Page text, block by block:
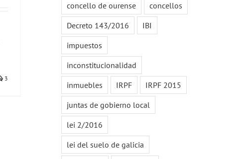
3
concello de ourense
concellos
Decreto 143/2016
IBI
impuestos
inconstitucionalidad
inmuebles
IRPF
IRPF 2015
juntas de gobierno local
lei 2/2016
lei del suelo de galicia